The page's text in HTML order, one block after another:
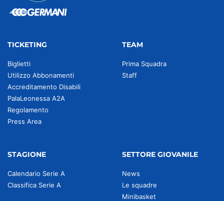
TICKETING
Biglietti
Utilizzo Abbonamenti
Accreditamento Disabili
PalaLeonessa A2A
Regolamento
Press Area
TEAM
Prima Squadra
Staff
STAGIONE
Calendario Serie A
Classifica Serie A
SETTORE GIOVANILE
News
Le squadre
Minibasket